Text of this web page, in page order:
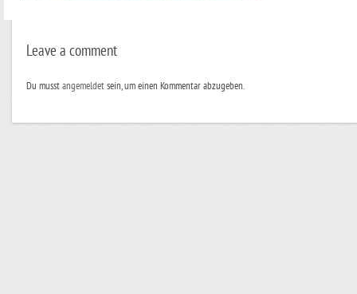
Leave a comment
Du musstangemeldetsein, um einen Kommentar abzugeben.